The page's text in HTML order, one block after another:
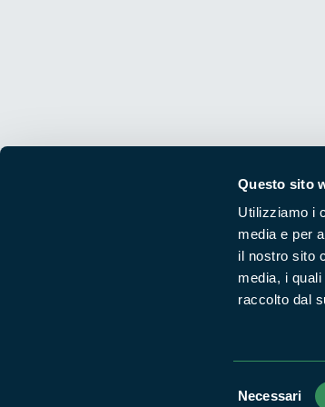
Questo sito
Utilizziamo i
media e per
il nostro sito
media, i
raccolto dal
Necessari